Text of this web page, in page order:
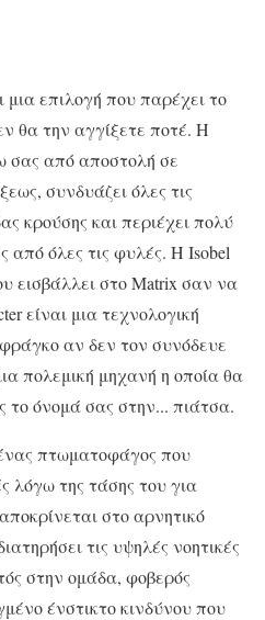
επιλογή που παρέχει το
θα την αγγίξετε ποτέ. Η
σας από αποστολή σε
συνδυάζει όλες τις
κρούσης και περιέχει πολύ
από όλες τις φυλές. Η Isobel
εισβάλλει στο Matrix σαν να
είναι μια τεχνολογική
αν δεν τον συνόδευε
πολεμική μηχανή η οποία θα
το όνομά σας στην... πιάτσα.
πτωματοφάγος που
λόγω της τάσης του για
στο αρνητικό
τις υψηλές νοητικές
στην ομάδα, φοβερός
ένστικτο κινδύνου που